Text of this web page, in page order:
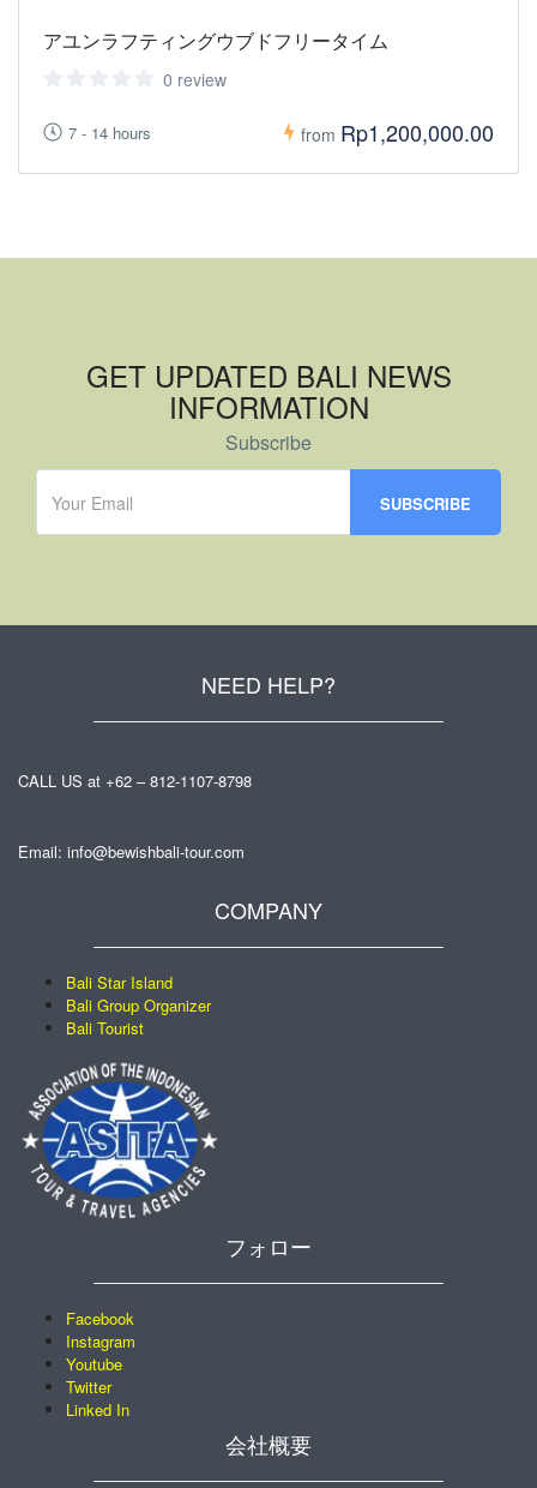
アユンラフティングウブドフリータイム
0 review
7 - 14 hours from Rp1,200,000.00
GET UPDATED BALI NEWS
INFORMATION
Subscribe
NEED HELP?
CALL US at +62 – 812-1107-8798
Email: info@bewishbali-tour.com
COMPANY
Bali Star Island
Bali Group Organizer
Bali Tourist
フォロー
Facebook
Instagram
Youtube
Twitter
Linked In
会社概要